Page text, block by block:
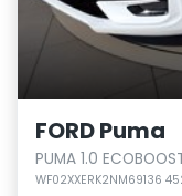
FORD Puma
PUMA 1.0
WF02XXERK2NM69136